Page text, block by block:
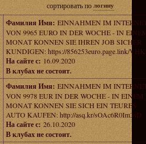
сортировать пологину
Фамилия Имя: EINNAHMEN IM
VON 9965 EURO IN DER WOCHE - IN
MONAT KONNEN SIE IHREN JOB SICHER
KUNDIGEN: https://856253euro.page.link/
На сайте с: 16.09.2020
В клубах не состоит.
Фамилия Имя: EINNAHMEN IM
VON 9978 EUR IN DER WOCHE - IN EINEM
MONAT KONNEN SIE SICH EIN TEURES
AUTO KAUFEN: http://asq.kr/sOAc6R0Im3sD
На сайте с: 26.10.2020
В клубах не состоит.